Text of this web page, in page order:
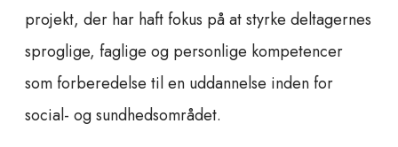
projekt, der har haft fokus på at styrke deltagernes
sproglige, faglige og personlige kompetencer
som forberedelse til en uddannelse inden for
social- og sundhedsområdet.